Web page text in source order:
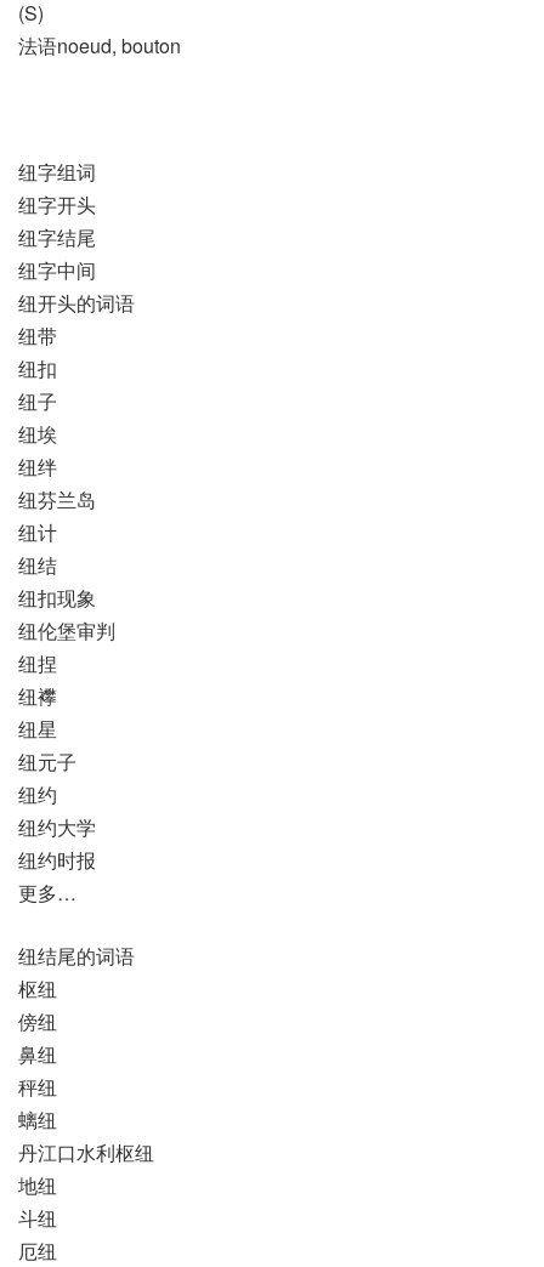
(S)
法语noeud, bouton
纽字组词
纽字开头
纽字结尾
纽字中间
纽开头的词语
纽带
纽扣
纽子
纽埃
纽绊
纽芬兰岛
纽计
纽结
纽扣现象
纽伦堡审判
纽捏
纽襻
纽星
纽元子
纽约
纽约大学
纽约时报
更多…
纽结尾的词语
枢纽
傍纽
鼻纽
秤纽
螭纽
丹江口水利枢纽
地纽
斗纽
厄纽